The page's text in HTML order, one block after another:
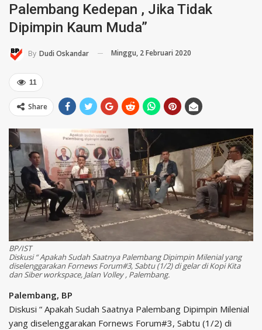
Palembang Kedepan , Jika Tidak
Dipimpin Kaum Muda”
By Dudi Oskandar Minggu, 2 Februari 2020
11
Share
BP/IST
Diskusi “ Apakah Sudah Saatnya Palembang Dipimpin Milenial yang
diselenggarakan Fornews Forum#3, Sabtu (1/2) di gelar di Kopi Kita
dan Siber workspace, Jalan Volley , Palembang.
Palembang, BP
Diskusi “ Apakah Sudah Saatnya Palembang Dipimpin Milenial
yang diselenggarakan Fornews Forum#3, Sabtu (1/2) di